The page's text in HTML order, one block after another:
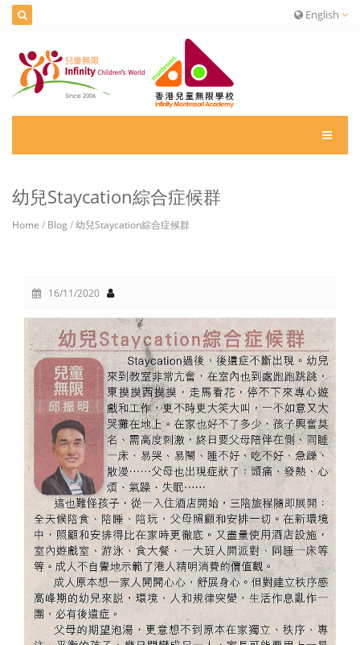
English
幼兒Staycation綜合症候群
Home / Blog /幼兒Staycation綜合症候群
16/11/2020